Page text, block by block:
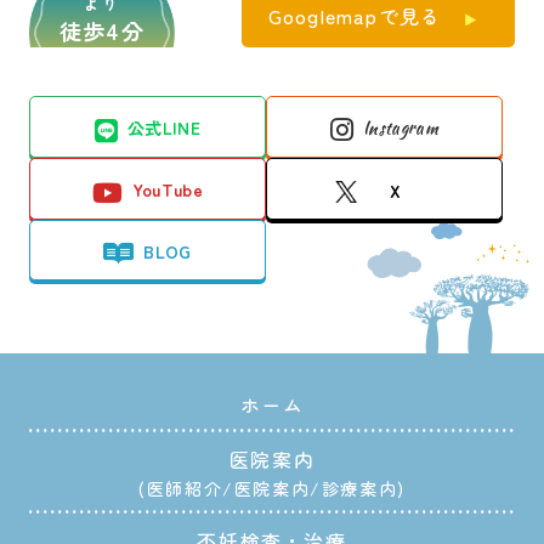
徒歩4分 Googlemapで見る
公式LINE Instagram
YouTube X
BLOG
ホーム
医院案内
医師紹介 医院案内 診療案内